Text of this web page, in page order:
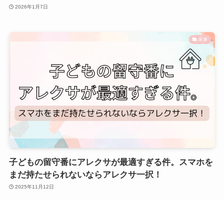
2026年1月7日
家事
子どもの留守番にアレクサが最適すぎる件。スマホを
まだ持たせられないならアレクサ一択！
2025年11月12日